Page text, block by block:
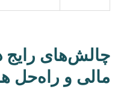
رایج در
و راه‌حل ها